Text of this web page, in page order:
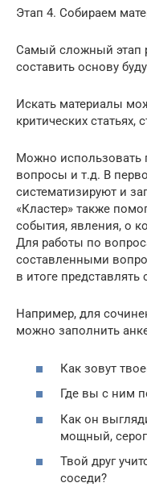
Этап 4. Собираем
Самый сложный этап
составить основу
Искать материалы
критических статьях,
Можно использовать
вопросы и т.д. В
систематизируют и
«Кластер» также
события, явления, о
Для работы по
составленными
в итоге представлять
Например, для
можно заполнить
Как зовут
Где вы с ним
Как он
мощный,
Твой друг
соседи?